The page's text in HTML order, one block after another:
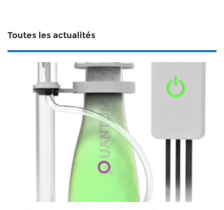
Toutes les actualités